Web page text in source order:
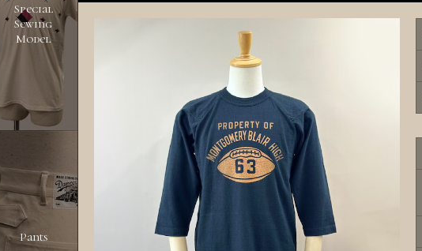
Special
Sewing
Model
Pants